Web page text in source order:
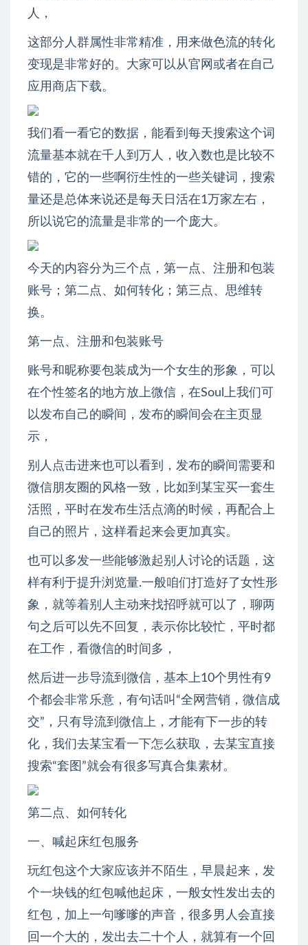
人，
这部分人群属性非常精准，用来做色流的转化
变现是非常好的。大家可以从官网或者在自己
应用商店下载。
我们看一看它的数据，能看到每天搜索这个词
流量基本就在千人到万人，收入数也是比较不
错的，它的一些啊衍生性的一些关键词，搜索
量还是总体来说还是每天日活在1万家左右，
所以说它的流量是非常的一个庞大。
今天的内容分为三个点，第一点、注册和包装
账号；第二点、如何转化；第三点、思维转
换。
第一点、注册和包装账号
账号和昵称要包装成为一个女生的形象，可以
在个性签名的地方放上微信，在Soul上我们可
以发布自己的瞬间，发布的瞬间会在主页显
示，
别人点击进来也可以看到，发布的瞬间需要和
微信朋友圈的风格一致，比如到某宝买一套生
活照，平时在发布生活点滴的时候，再配合上
自己的照片，这样看起来会更加真实。
也可以多发一些能够激起别人讨论的话题，这
样有利于提升浏览量.一般咱们打造好了女性形
象，就等着别人主动来找招呼就可以了，聊两
句之后可以先不回复，表示你比较忙，平时都
在工作，看微信的时间多，
然后进一步导流到微信，基本上10个男性有9
个都会非常乐意，有句话叫“全网营销，微信成
交”，只有导流到微信上，才能有下一步的转
化，我们去某宝看一下怎么获取，去某宝直接
搜索“套图”就会有很多写真合集素材。
第二点、如何转化
一、喊起床红包服务
玩红包这个大家应该并不陌生，早晨起来，发
个一块钱的红包喊他起床，一般女性发出去的
红包，加上一句嗲嗲的声音，很多男人会直接
回一个大的，发出去二十个人，就算有一个回